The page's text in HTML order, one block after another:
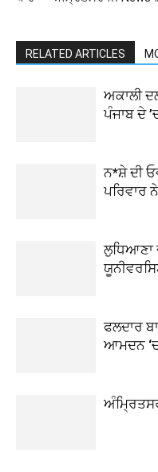
RELATED ARTICLES
ਅਕਾਲੀ
ਪੰਜਾਬ ਦੇ
ਨ*ਸ਼ੇ ਦੀ
ਪਰਿਵਾਰ
ਲੁਧਿਆਣਾ
ਫਲਦਾਰ
ਆਮਦਨ